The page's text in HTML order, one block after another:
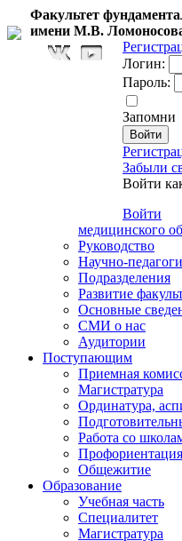
Факультет
имени М.В.
Логин:
Пароль:
Запомни
Забыли
Войти
Войти
медицинского
Руководство
Научно-
Подразделения
Развитие
Основные
СМИ о нас
Аудитории
Поступающим
Приемная
Магистратура
Ординатура,
Работа со
Общежитие
Образование
Учебная часть
Специалитет
Магистратура